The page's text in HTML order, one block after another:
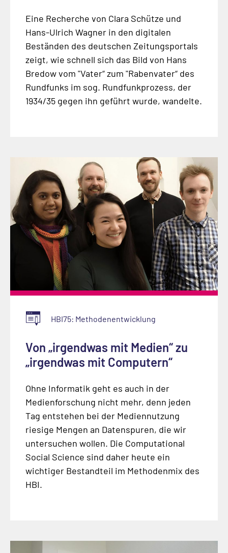
Eine Recherche von Clara Schütze und
Hans-Ulrich Wagner in den digitalen
Beständen des deutschen Zeitungsportals
zeigt, wie schnell sich das Bild von Hans
Bredow vom "Vater“ zum "Rabenvater“ des
Rundfunks im sog. Rundfunkprozess, der
1934/35 gegen ihn geführt wurde, wandelte.
HBI75: Methodenentwicklung
Von „irgendwas mit Medien“ zu
„irgendwas mit Computern“
Ohne Informatik geht es auch in der
Medienforschung nicht mehr, denn jeden
Tag entstehen bei der Mediennutzung
riesige Mengen an Datenspuren, die wir
untersuchen wollen. Die Computational
Social Science sind daher heute ein
wichtiger Bestandteil im Methodenmix des
HBI.